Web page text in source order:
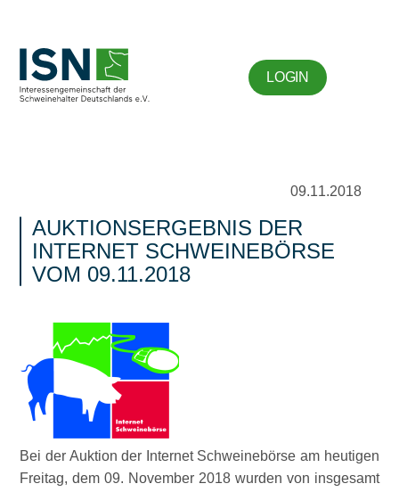
LOGIN
09.11.2018
AUKTIONSERGEBNIS DER
INTERNET SCHWEINEBÖRSE
VOM 09.11.2018
Bei der Auktion der Internet Schweinebörse am heutigen
Freitag, dem 09. November 2018 wurden von insgesamt